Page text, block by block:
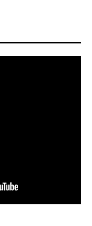
a cura